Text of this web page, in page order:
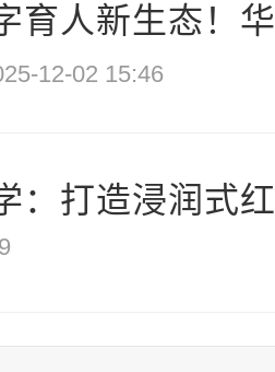
育人新生态！
12-02 15:46
：打造浸润式